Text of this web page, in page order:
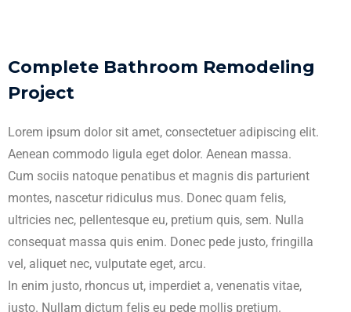
Complete Bathroom Remodeling
Project
Lorem ipsum dolor sit amet, consectetuer adipiscing elit.
Aenean commodo ligula eget dolor. Aenean massa.
Cum sociis natoque penatibus et magnis dis parturient
montes, nascetur ridiculus mus. Donec quam felis,
ultricies nec, pellentesque eu, pretium quis, sem. Nulla
consequat massa quis enim. Donec pede justo, fringilla
vel, aliquet nec, vulputate eget, arcu.
In enim justo, rhoncus ut, imperdiet a, venenatis vitae,
justo. Nullam dictum felis eu pede mollis pretium.